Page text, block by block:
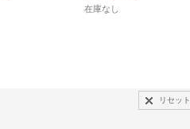
在庫なし
リセット